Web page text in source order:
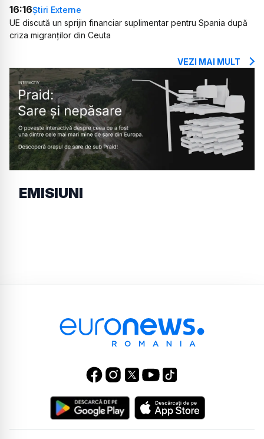
16:16Știri Externe
UE discută un sprijin financiar suplimentar pentru Spania după
criza migranților din Ceuta
VEZI MAI MULT
EMISIUNI